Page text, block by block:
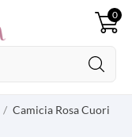
0
Camicia Rosa Cuori